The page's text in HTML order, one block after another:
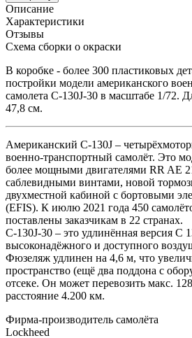
Описание
Характеристики
Отзывы
Схема сборки о окраски
В коробке - более 300 пластиковых
постройки модели американского
самолета С-130J-30 в масштабе 1/72.
47,8 см.
Американский C-130J –
военно-транспортный самолёт. Это
более мощными двигателями RR AE
саблевидными винтами, новой
двухместной кабиной с бортовыми
(EFIS). К июлю 2021 года 450
поставлены заказчикам в 22 странах.
C-130J-30 – это удлинённая версия C
высоконадёжного и доступного
Фюзеляж удлинен на 4,6 м, что
пространство (ещё два поддона с
отсеке. Он может перевозить макс.
расстояние 4.200 км.
Фирма-производитель самолёта
Lockheed